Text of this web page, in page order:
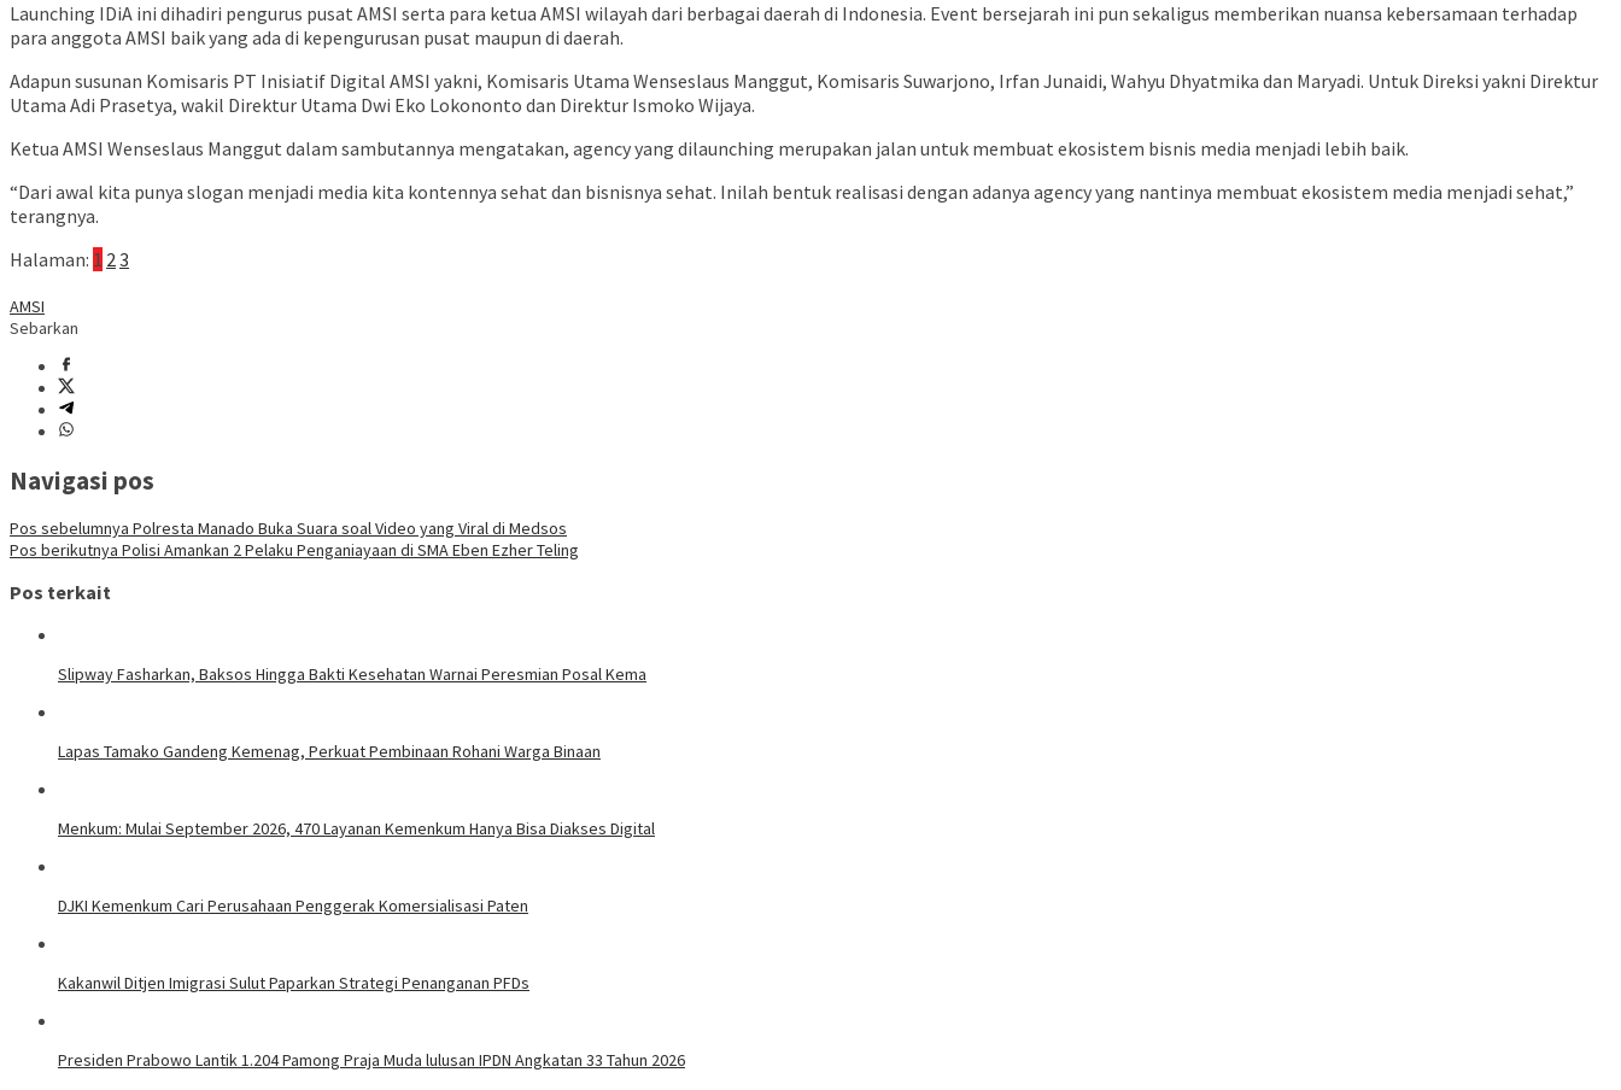
Launching IDiA ini dihadiri pengurus pusat AMSI serta para ketua AMSI wilayah dari berbagai daerah di Indonesia. Event bersejarah ini pun sekaligus memberikan nuansa kebersamaan terhadap
para anggota AMSI baik yang ada di kepengurusan pusat maupun di daerah.
Adapun susunan Komisaris PT Inisiatif Digital AMSI yakni, Komisaris Utama Wenseslaus Manggut, Komisaris Suwarjono, Irfan Junaidi, Wahyu Dhyatmika dan Maryadi. Untuk Direksi yakni Direktur
Utama Adi Prasetya, wakil Direktur Utama Dwi Eko Lokononto dan Direktur Ismoko Wijaya.
Ketua AMSI Wenseslaus Manggut dalam sambutannya mengatakan, agency yang dilaunching merupakan jalan untuk membuat ekosistem bisnis media menjadi lebih baik.
“Dari awal kita punya slogan menjadi media kita kontennya sehat dan bisnisnya sehat. Inilah bentuk realisasi dengan adanya agency yang nantinya membuat ekosistem media menjadi sehat,”
terangnya.
Halaman: 1 23
AMSI
Sebarkan
Navigasi pos
Pos sebelumnya Polresta Manado Buka Suara soal Video yang Viral di Medsos
Pos berikutnya Polisi Amankan 2 Pelaku Penganiayaan di SMA Eben Ezher Teling
Pos terkait
Slipway Fasharkan, Baksos Hingga Bakti Kesehatan Warnai Peresmian Posal Kema
Lapas Tamako Gandeng Kemenag, Perkuat Pembinaan Rohani Warga Binaan
Menkum: Mulai September 2026, 470 Layanan Kemenkum Hanya Bisa Diakses Digital
DJKI Kemenkum Cari Perusahaan Penggerak Komersialisasi Paten
Kakanwil Ditjen Imigrasi Sulut Paparkan Strategi Penanganan PFDs
Presiden Prabowo Lantik 1.204 Pamong Praja Muda lulusan IPDN Angkatan 33 Tahun 2026